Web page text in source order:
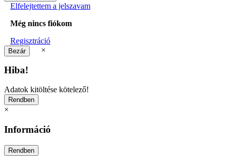
Elfelejtettem a jelszavam
Még nincs fiókom
Regisztráció
×
Hiba!
Adatok kitöltése kötelező!
×
Információ